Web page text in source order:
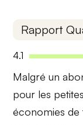
Rapport
4.1
Malgré un
pour les
économies de